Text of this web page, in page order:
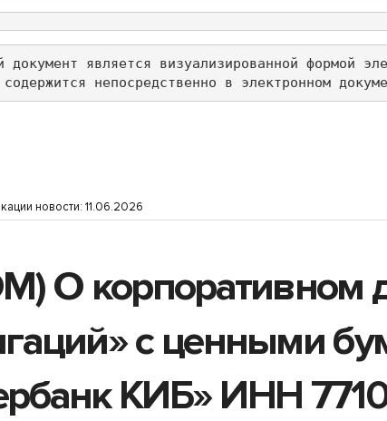
документ является визуализированной формой
непосредственно в электронном
новости: 11.06.2026
О корпоративном
с ценными
КИБ» ИНН